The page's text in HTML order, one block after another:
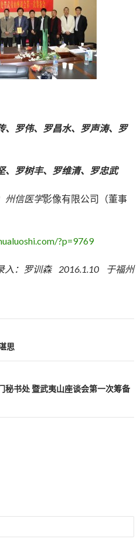
、罗伟、罗昌水、罗声涛、罗
、罗树丰、罗维清、罗忠武
州信医学影像有限公司（董事
?p=9769
入：罗训森 2016.1.10 于福州
思
秘书处 暨武夷山座谈会第一次筹备